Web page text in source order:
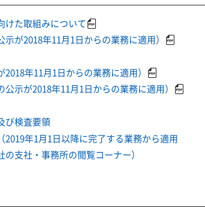
けた取組みについて
が2018年11月1日からの業務に適用）
年11月1日からの業務に適用）
示が2018年11月1日からの業務に適用）
び検査要領
年1月1日以降に完了する業務から適用
支社・事務所の閲覧コーナー）